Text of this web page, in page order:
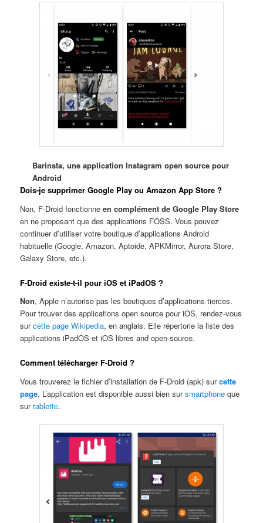
Barinsta, une application Instagram open source pour
Android
Dois-je supprimer Google Play ou Amazon App Store ?
Non, F-Droid fonctionneen complément de Google Play Store
en ne proposant que des applications FOSS. Vous pouvez
continuer d’utiliser votre boutique d’applications Android
habituelle (Google, Amazon, Aptoide, APKMirror, Aurora Store,
Galaxy Store, etc.).
F-Droid existe-t-il pour iOS et iPadOS ?
Non, Apple n’autorise pas les boutiques d’applications tierces.
Pour trouver des applications open source pour iOS, rendez-vous
surcette page Wikipedia, en anglais. Elle répertorie la liste des
applications iPadOS et iOS libres and open-source.
Comment télécharger F-Droid ?
Vous trouverez le fichier d’installation de F-Droid (apk) surcette
page. L’application est disponible aussi bien sursmartphone que
surtablette.